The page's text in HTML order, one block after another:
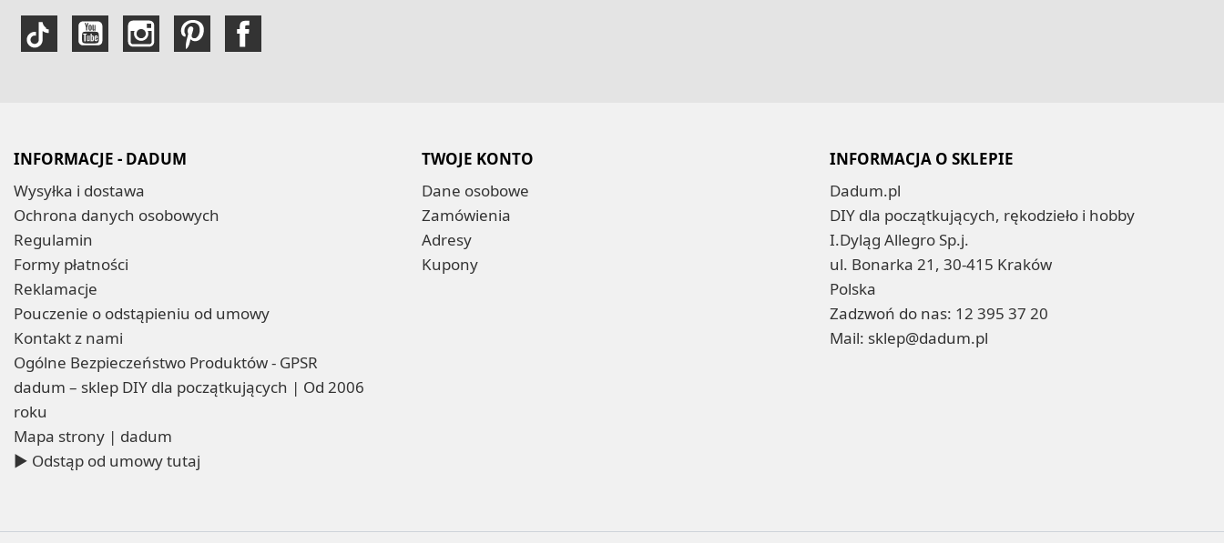
INFORMACJE - DADUM
Wysyłka i dostawa
Ochrona danych osobowych
Regulamin
Formy płatności
Reklamacje
Pouczenie o odstąpieniu od umowy
Kontakt z nami
Ogólne Bezpieczeństwo Produktów - GPSR
dadum – sklep DIY dla początkujących | Od 2006
roku
Mapa strony | dadum
▶ Odstąp od umowy tutaj
TWOJE KONTO
Dane osobowe
Zamówienia
Adresy
Kupony
INFORMACJA O SKLEPIE
Dadum.pl
DIY dla początkujących, rękodzieło i hobby
I.Dyląg Allegro Sp.j.
ul. Bonarka 21, 30-415 Kraków
Polska
Zadzwoń do nas: 12 395 37 20
Mail: sklep@dadum.pl